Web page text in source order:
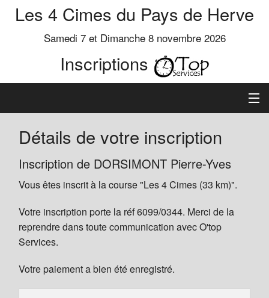
Les 4 Cimes du Pays de Herve
Samedi 7 et Dimanche 8 novembre 2026
Inscriptions
Inscription
Préinscrits
Informations
Détails de votre inscription
Inscription de DORSIMONT Pierre-Yves
Vous êtes inscrit à la course "Les 4 Cimes (33 km)".
Votre inscription porte la réf 6099/0344. Merci de la
reprendre dans toute communication avec O'top
Services.
Votre paiement a bien été enregistré.